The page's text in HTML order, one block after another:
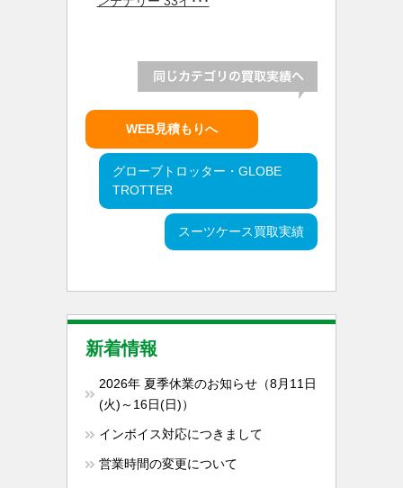
WEB見積もりへ
グローブトロッター・GLOBE
TROTTER
スーツケース買取実績
新着情報
2026年 夏季休業のお知らせ（8月11日
(火)～16日(日)）
インボイス対応につきまして
営業時間の変更について